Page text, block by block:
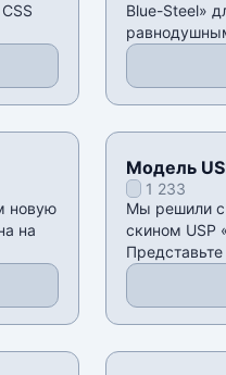
Blue-Steel»
новую
на
Модель
v341 233
Мы решили с
скином USP
Представьте